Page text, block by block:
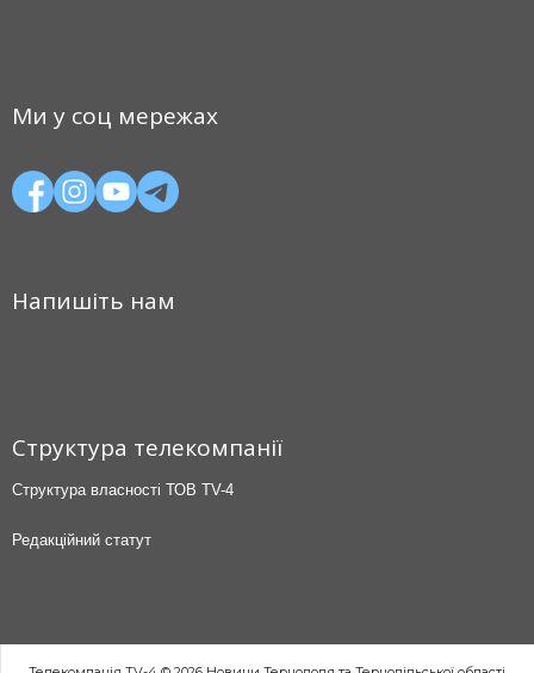
Ми у соц мережах
Напишіть нам
Структура телекомпанії
Структура власності ТОВ TV-4
Редакційний статут